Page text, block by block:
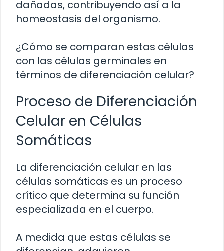
dañadas, contribuyendo así a la
homeostasis del organismo.
¿Cómo se comparan estas células
con las células germinales en
términos de diferenciación celular?
Proceso de Diferenciación
Celular en Células
Somáticas
La diferenciación celular en las
células somáticas es un proceso
crítico que determina su función
especializada en el cuerpo.
A medida que estas células se